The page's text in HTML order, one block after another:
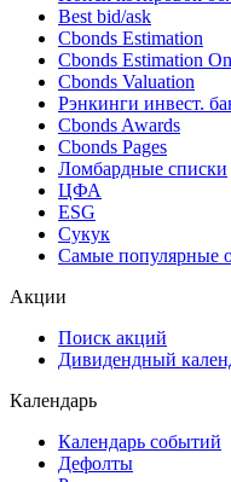
Поиск облигаций &
Поиск облигаций
Ближайшие
Поиск котировок
Best bid/ask
Cbonds Estimation
Cbonds Estimation
Cbonds Valuation
Рэнкинги инвест.
Cbonds Awards
Cbonds Pages
Ломбардные списки
ESG
Самые популярные
Дивидендный